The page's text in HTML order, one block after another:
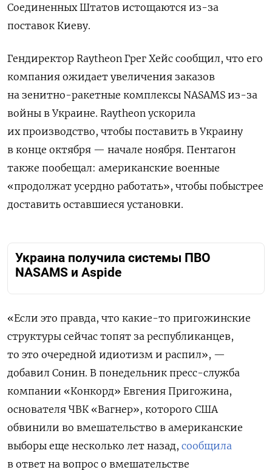
Соединенных Штатов истощаются из-за
поставок Киеву.
Гендиректор Raytheon Грег Хейс сообщил, что его
компания ожидает увеличения заказов
на зенитно-ракетные комплексы NASAMS из-за
войны в Украине. Raytheon ускорила
их производство, чтобы поставить в Украину
в конце октября — начале ноября. Пентагон
также пообещал: американские военные
«продолжат усердно работать», чтобы побыстрее
доставить оставшиеся установки.
Украина получила системы ПВО
NASAMS и Aspide
«Если это правда, что какие-то пригожинские
структуры сейчас топят за республиканцев,
то это очередной идиотизм и распил», —
добавил Сонин. В понедельник пресс-служба
компании «Конкорд» Евгения Пригожина,
основателя ЧВК «Вагнер», которого США
обвинили во вмешательство в американские
выборы еще несколько лет назад, сообщила
в ответ на вопрос о вмешательстве